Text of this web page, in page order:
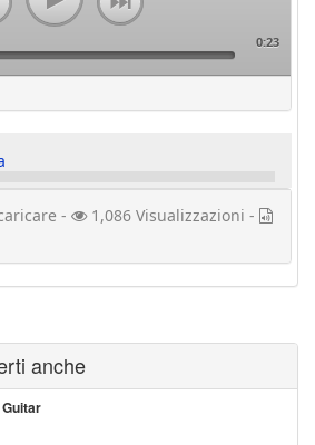
0:23
-
1,086 Visualizzazioni -
anche